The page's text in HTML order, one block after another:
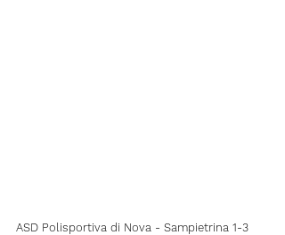
ASD Polisportiva di Nova - Sampietrina 1-3